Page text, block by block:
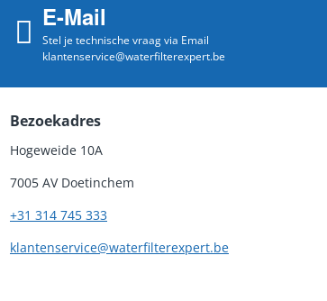
E-Mail
Stel je technische vraag via Email
klantenservice@waterfilterexpert.be
Bezoekadres
Hogeweide 10A
7005 AV Doetinchem
+31 314 745 333
klantenservice@waterfilterexpert.be